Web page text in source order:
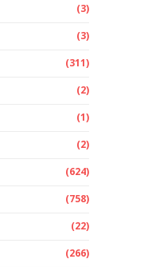
(3)
(3)
(311)
(2)
(1)
(2)
(624)
(758)
(22)
(266)